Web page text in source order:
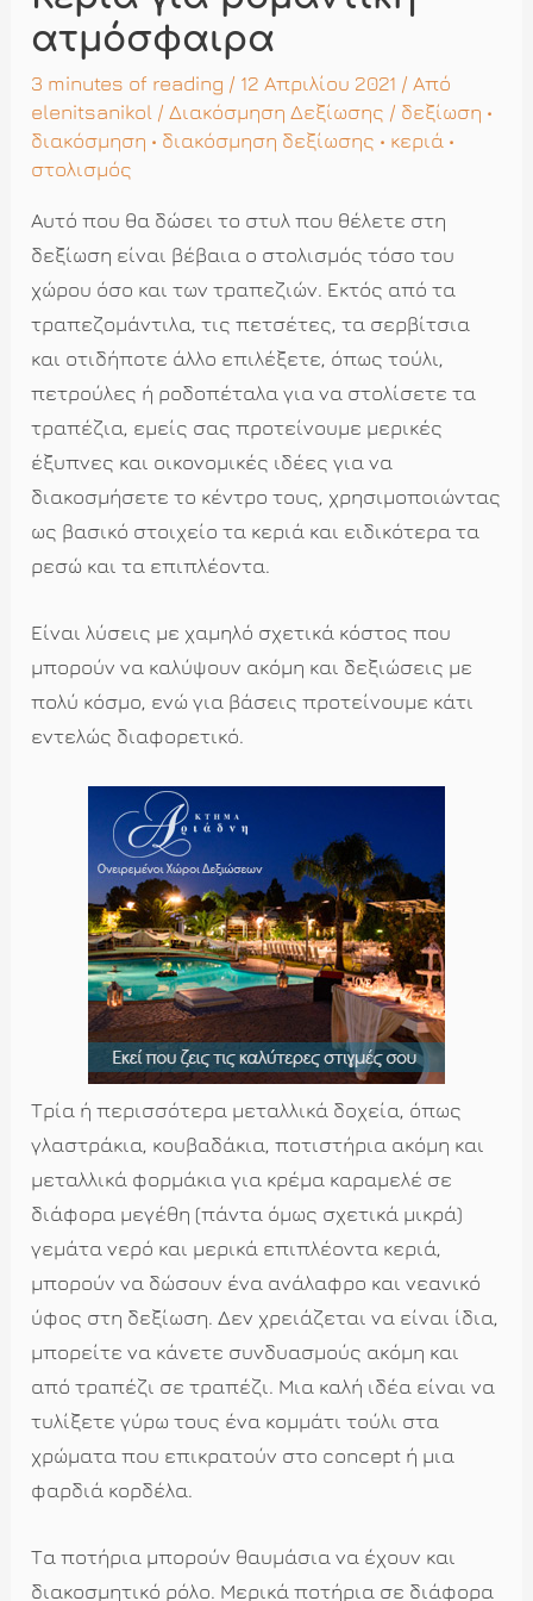
ατμόσφαιρα
3 minutes of reading / 12 Απριλίου 2021 / Από
elenitsanikol /Διακόσμηση Δεξίωσης / δεξίωση •
διακόσμηση • διακόσμηση δεξίωσης • κεριά •
στολισμός
Αυτό που θα δώσει το στυλ που θέλετε στη
δεξίωση είναι βέβαια ο στολισμός τόσο του
χώρου όσο και των τραπεζιών. Εκτός από τα
τραπεζομάντιλα, τις πετσέτες, τα σερβίτσια
και οτιδήποτε άλλο επιλέξετε, όπως τούλι,
πετρούλες ή ροδοπέταλα για να στολίσετε τα
τραπέζια, εμείς σας προτείνουμε μερικές
έξυπνες και οικονομικές ιδέες για να
διακοσμήσετε το κέντρο τους, χρησιμοποιώντας
ως βασικό στοιχείο τα κεριά και ειδικότερα τα
ρεσώ και τα επιπλέοντα.
Είναι λύσεις με χαμηλό σχετικά κόστος που
μπορούν να καλύψουν ακόμη και δεξιώσεις με
πολύ κόσμο, ενώ για βάσεις προτείνουμε κάτι
εντελώς διαφορετικό.
Τρία ή περισσότερα μεταλλικά δοχεία, όπως
γλαστράκια, κουβαδάκια, ποτιστήρια ακόμη και
μεταλλικά φορμάκια για κρέμα καραμελέ σε
διάφορα μεγέθη (πάντα όμως σχετικά μικρά)
γεμάτα νερό και μερικά επιπλέοντα κεριά,
μπορούν να δώσουν ένα ανάλαφρο και νεανικό
ύφος στη δεξίωση. Δεν χρειάζεται να είναι ίδια,
μπορείτε να κάνετε συνδυασμούς ακόμη και
από τραπέζι σε τραπέζι. Μια καλή ιδέα είναι να
τυλίξετε γύρω τους ένα κομμάτι τούλι στα
χρώματα που επικρατούν στο concept ή μια
φαρδιά κορδέλα.
Τα ποτήρια μπορούν θαυμάσια να έχουν και
διακοσμητικό ρόλο. Μερικά ποτήρια σε διάφορα